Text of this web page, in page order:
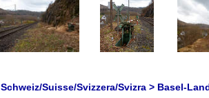
Schweiz/Suisse/Svizzera/Svizra > Basel-